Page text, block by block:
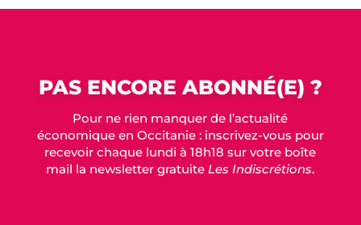
PAS ENCORE ABONNÉ(E) ?
Pour ne rien manquer de l’actualité
économique en Occitanie : inscrivez-vous pour
recevoir chaque lundi à 18h18 sur votre boîte
mail la newsletter gratuiteLes Indiscrétions.